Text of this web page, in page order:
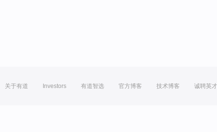
关于有道 Investors 有道智选 官方博客 技术博客 诚聘英才